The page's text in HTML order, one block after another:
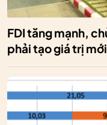
FDI tăng mạnh,
phải tạo giá trị mới